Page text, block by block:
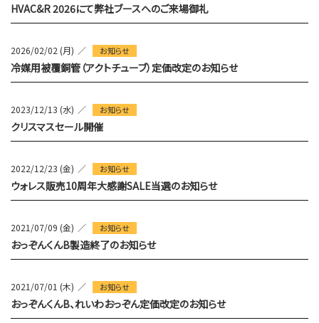
HVAC&R 2026にて弊社ブースへのご来場御礼
2026/02/02 (月) お知らせ
冷媒用被覆銅管（アクトチューブ）定価改定のお知らせ
2023/12/13 (水) お知らせ
クリスマスセール開催
2022/12/23 (金) お知らせ
ウォレス販売10周年大感謝SALE当選のお知らせ
2021/07/09 (金) お知らせ
おっぞんくんB製造終了のお知らせ
2021/07/01 (木) お知らせ
おっぞんくんB、れいわおっぞん定価改定のお知らせ